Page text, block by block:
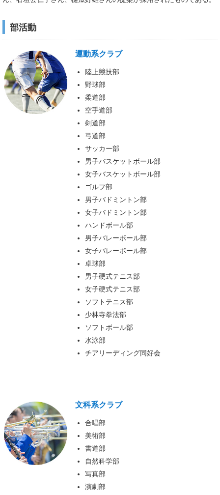
部活動
運動系クラブ
陸上競技部
野球部
柔道部
空手道部
剣道部
弓道部
サッカー部
男子バスケットボール部
女子バスケットボール部
ゴルフ部
男子バドミントン部
女子バドミントン部
ハンドボール部
男子バレーボール部
女子バレーボール部
卓球部
男子硬式テニス部
女子硬式テニス部
ソフトテニス部
少林寺拳法部
ソフトボール部
水泳部
チアリーディング同好会
文科系クラブ
合唱部
美術部
書道部
自然科学部
写真部
演劇部